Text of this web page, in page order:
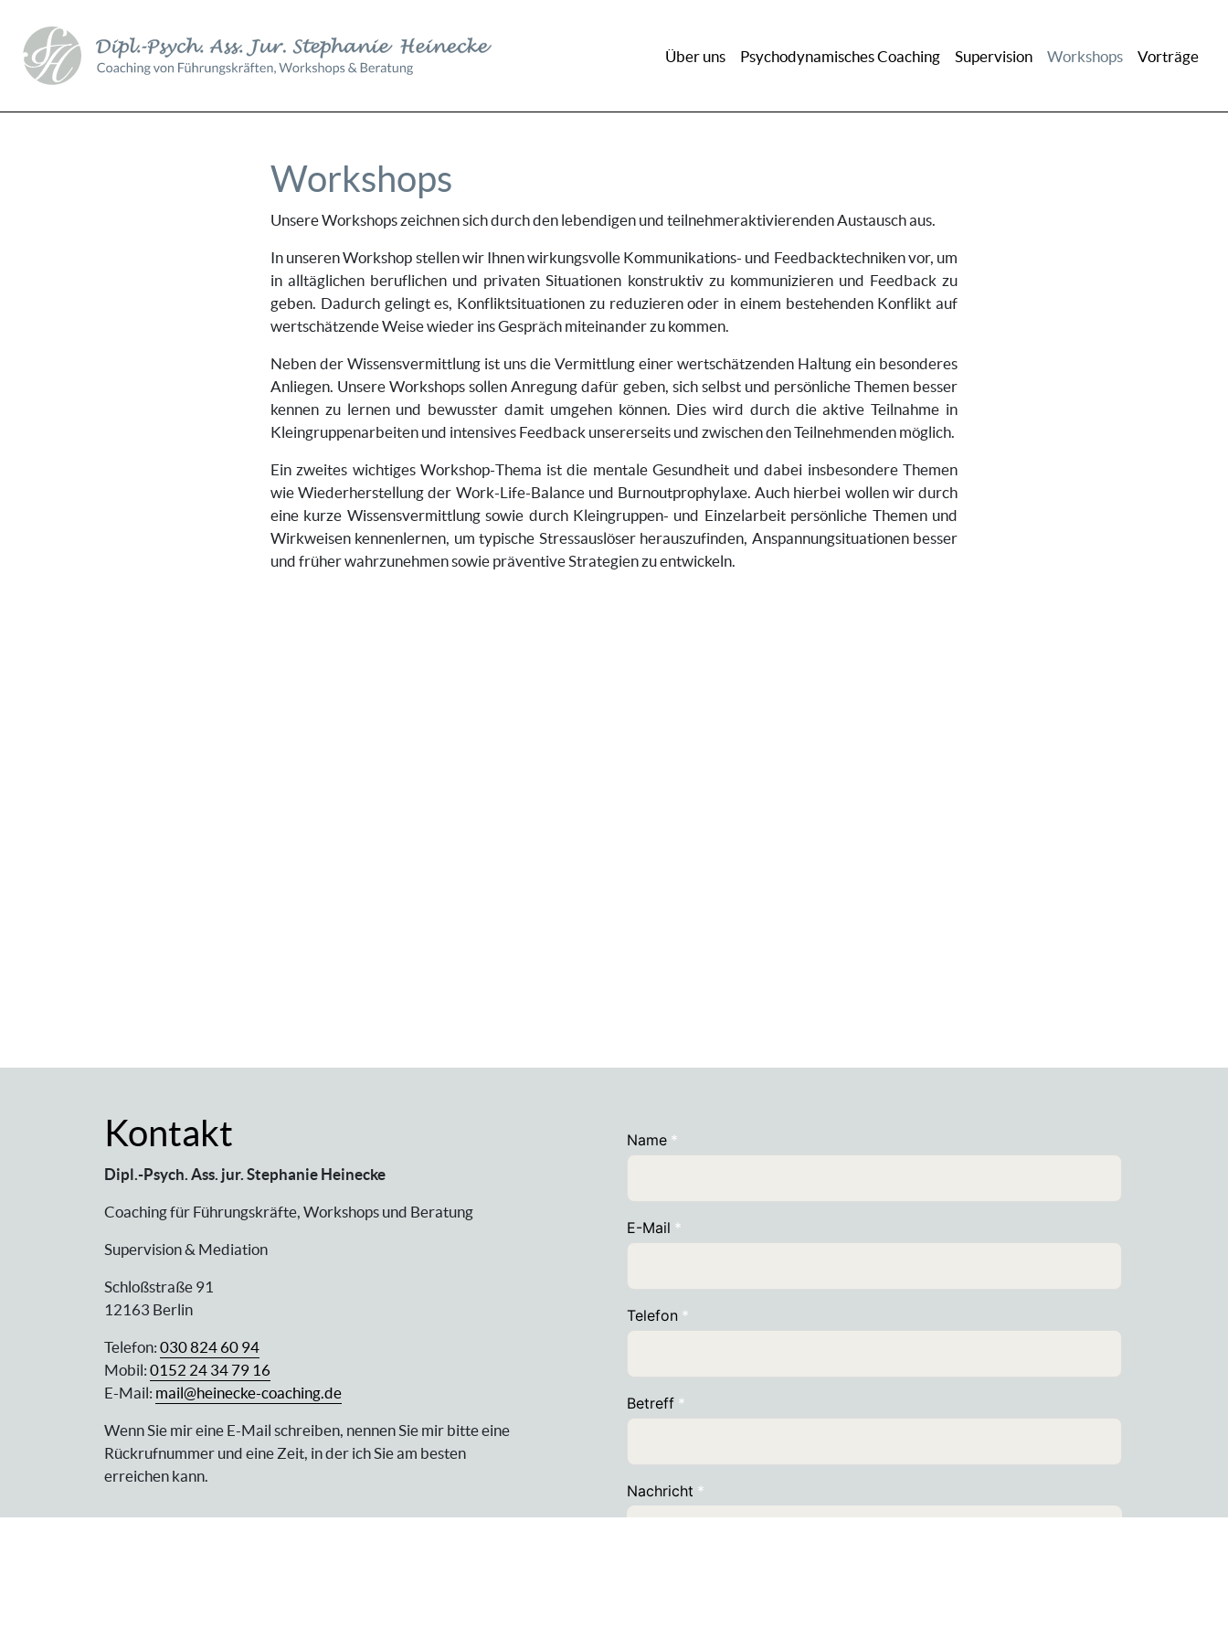
Über uns Psychodynamisches Coaching Supervision Workshops Vorträge
Workshops
Unsere Workshops zeichnen sich durch den lebendigen und teilnehmeraktivierenden Austausch aus.
In unseren Workshop stellen wir Ihnen wirkungsvolle Kommunikations- und Feedbacktechniken vor, um
in alltäglichen beruflichen und privaten Situationen konstruktiv zu kommunizieren und Feedback zu
geben. Dadurch gelingt es, Konfliktsituationen zu reduzieren oder in einem bestehenden Konflikt auf
wertschätzende Weise wieder ins Gespräch miteinander zu kommen.
Neben der Wissensvermittlung ist uns die Vermittlung einer wertschätzenden Haltung ein besonderes
Anliegen. Unsere Workshops sollen Anregung dafür geben, sich selbst und persönliche Themen besser
kennen zu lernen und bewusster damit umgehen können. Dies wird durch die aktive Teilnahme in
Kleingruppenarbeiten und intensives Feedback unsererseits und zwischen den Teilnehmenden möglich.
Ein zweites wichtiges Workshop-Thema ist die mentale Gesundheit und dabei insbesondere Themen
wie Wiederherstellung der Work-Life-Balance und Burnoutprophylaxe. Auch hierbei wollen wir durch
eine kurze Wissensvermittlung sowie durch Kleingruppen- und Einzelarbeit persönliche Themen und
Wirkweisen kennenlernen, um typische Stressauslöser herauszufinden, Anspannungsituationen besser
und früher wahrzunehmen sowie präventive Strategien zu entwickeln.
Kontakt
Dipl.-Psych. Ass. jur. Stephanie Heinecke
Coaching für Führungskräfte, Workshops und Beratung
Supervision & Mediation
Schloßstraße 91
12163 Berlin
Telefon: 030 824 60 94
Mobil: 0152 24 34 79 16
E-Mail: mail@heinecke-coaching.de
Wenn Sie mir eine E-Mail schreiben, nennen Sie mir bitte eine
Rückrufnummer und eine Zeit, in der ich Sie am besten
erreichen kann.